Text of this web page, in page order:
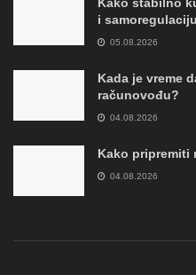
i
05.08.2026
Kada je vreme
računovođu?
04.08.2026
Kako pripremiti
04.08.2026